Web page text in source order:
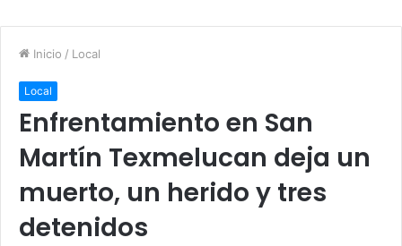
Inicio / Local
Local
Enfrentamiento en San
Martín Texmelucan deja un
muerto, un herido y tres
detenidos